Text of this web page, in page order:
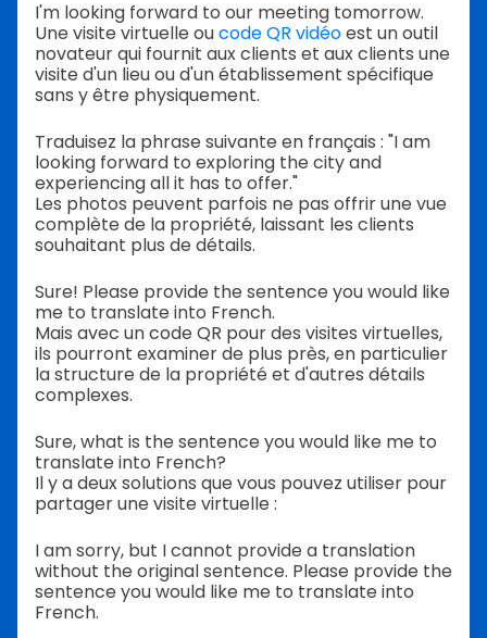
I'm looking forward to our meeting tomorrow.
Une visite virtuelle oucode QR vidéoest un outil
novateur qui fournit aux clients et aux clients une
visite d'un lieu ou d'un établissement spécifique
sans y être physiquement.
Traduisez la phrase suivante en français : "I am
looking forward to exploring the city and
experiencing all it has to offer."
Les photos peuvent parfois ne pas offrir une vue
complète de la propriété, laissant les clients
souhaitant plus de détails.
Sure! Please provide the sentence you would like
me to translate into French.
Mais avec un code QR pour des visites virtuelles,
ils pourront examiner de plus près, en particulier
la structure de la propriété et d'autres détails
complexes.
Sure, what is the sentence you would like me to
translate into French?
Il y a deux solutions que vous pouvez utiliser pour
partager une visite virtuelle :
I am sorry, but I cannot provide a translation
without the original sentence. Please provide the
sentence you would like me to translate into
French.